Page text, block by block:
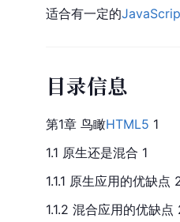
适合有一定的
目录信息
第1章 鸟瞰HTML5 1
1.1 原生还是混合 1
1.1.1 原生应用的优缺点
1.1.2 混合应用的优缺点